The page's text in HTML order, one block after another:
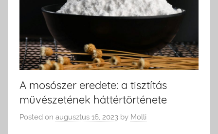
A mosószer eredete: a tisztítás
művészetének háttértörténete
Posted on augusztus 16, 2023 by Molli